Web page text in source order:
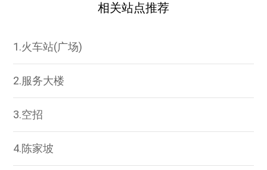
相关站点推荐
1.火车站(广场)
2.服务大楼
3.空招
4.陈家坡